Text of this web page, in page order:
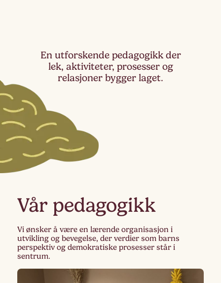
En utforskende pedagogikk der
lek, aktiviteter, prosesser og
relasjoner bygger laget.
Vår pedagogikk
Vi ønsker å være en lærende organisasjon i
utvikling og bevegelse, der verdier som barns
perspektiv og demokratiske prosesser står i
sentrum.